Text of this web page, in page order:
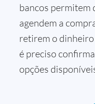
bancos permitem
agendem a
retirem o dinheiro
é preciso
opções